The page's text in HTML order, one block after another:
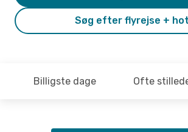
Søg efter flyrejse +
Billigste dage Ofte